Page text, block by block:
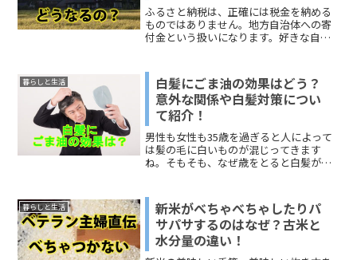
ふるさと納税は、正確には税金を納める
ものではありません。地方自治体への寄
付金という扱いになります。好きな自治
のは、自治体からお礼の品がもらえるこ
とでしょう。その他にも、...
暮らしと生活
白髪にごま油の効果はどう？
意外な関係や白髪対策につい
て紹介！
男性も女性も35歳を過ぎると人によって
は髪の毛に白いものが混じってきます
ね。そもそも、なぜ歳をとると白髪が増
ないことで起こります。頭皮にある髪の
毛を作る細胞の周りにはメ...
暮らしと生活
新米がべちゃべちゃしたりパ
サパサするのはなぜ？古米と
水分量の違い！